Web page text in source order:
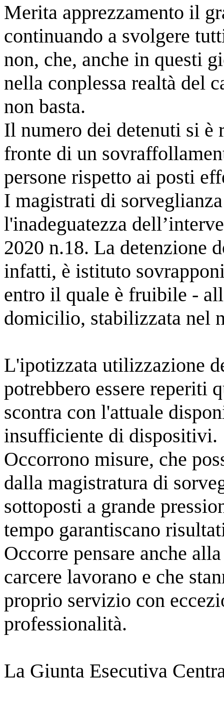
Merita apprezzamento il
continuando a svolgere
non, che, anche in questi
nella conplessa realtà del
non basta.
Il numero dei detenuti si
fronte di un
persone rispetto ai posti
I magistrati di
l'inadeguatezza
2020 n.18. La detenzione
infatti, è istituto
entro il quale è fruibile -
domicilio, stabilizzata nel
L'ipotizzata utilizzazione
potrebbero essere reperiti
scontra con l'attuale
insufficiente di dispositivi.
Occorrono misure, che
dalla magistratura di
sottoposti a grande
tempo garantiscano
Occorre pensare anche
carcere lavorano e che
proprio servizio con
professionalità.
La Giunta Esecutiva